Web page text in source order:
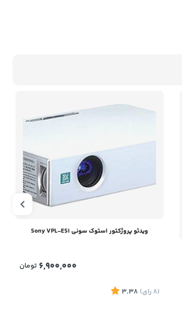
ویدئو پروژکتور استوک سونی Sony VPL-ES1
6,900,000 تومان
(8 رای)
3.38